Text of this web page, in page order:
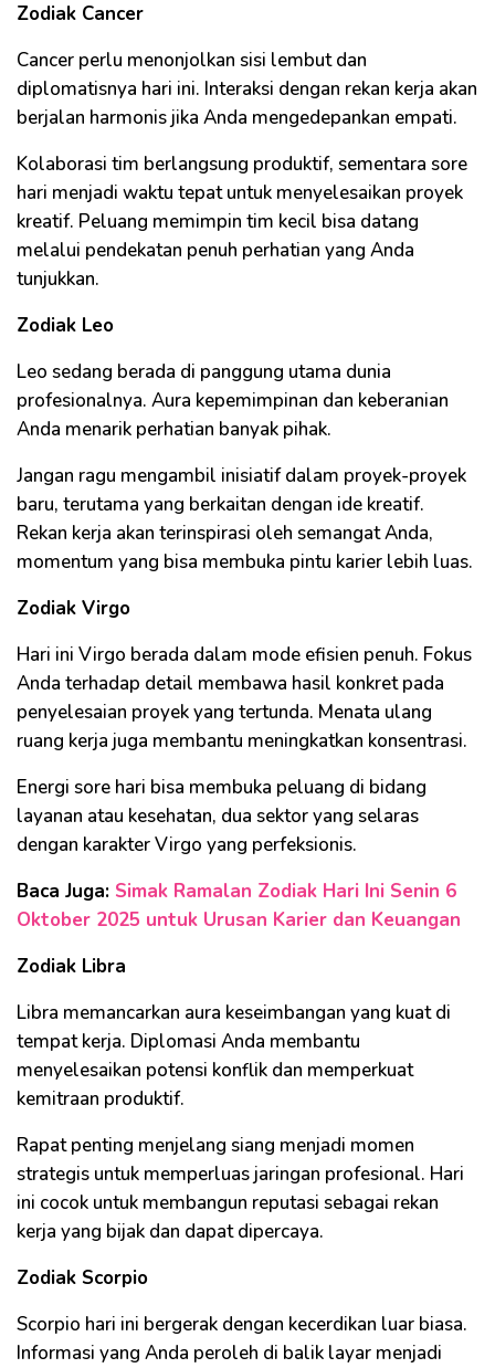
Zodiak Cancer
Cancer perlu menonjolkan sisi lembut dan
diplomatisnya hari ini. Interaksi dengan rekan kerja akan
berjalan harmonis jika Anda mengedepankan empati.
Kolaborasi tim berlangsung produktif, sementara sore
hari menjadi waktu tepat untuk menyelesaikan proyek
kreatif. Peluang memimpin tim kecil bisa datang
melalui pendekatan penuh perhatian yang Anda
tunjukkan.
Zodiak Leo
Leo sedang berada di panggung utama dunia
profesionalnya. Aura kepemimpinan dan keberanian
Anda menarik perhatian banyak pihak.
Jangan ragu mengambil inisiatif dalam proyek-proyek
baru, terutama yang berkaitan dengan ide kreatif.
Rekan kerja akan terinspirasi oleh semangat Anda,
momentum yang bisa membuka pintu karier lebih luas.
Zodiak Virgo
Hari ini Virgo berada dalam mode efisien penuh. Fokus
Anda terhadap detail membawa hasil konkret pada
penyelesaian proyek yang tertunda. Menata ulang
ruang kerja juga membantu meningkatkan konsentrasi.
Energi sore hari bisa membuka peluang di bidang
layanan atau kesehatan, dua sektor yang selaras
dengan karakter Virgo yang perfeksionis.
Baca Juga: Simak Ramalan Zodiak Hari Ini Senin 6
Oktober 2025 untuk Urusan Karier dan Keuangan
Zodiak Libra
Libra memancarkan aura keseimbangan yang kuat di
tempat kerja. Diplomasi Anda membantu
menyelesaikan potensi konflik dan memperkuat
kemitraan produktif.
Rapat penting menjelang siang menjadi momen
strategis untuk memperluas jaringan profesional. Hari
ini cocok untuk membangun reputasi sebagai rekan
kerja yang bijak dan dapat dipercaya.
Zodiak Scorpio
Scorpio hari ini bergerak dengan kecerdikan luar biasa.
Informasi yang Anda peroleh di balik layar menjadi